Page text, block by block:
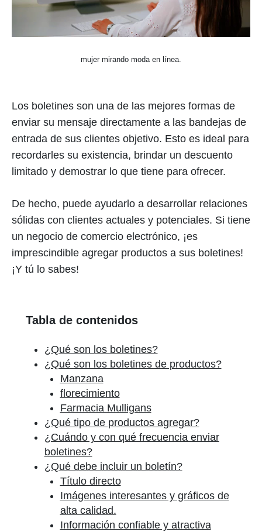
mujer mirando moda en línea.
Los boletines son una de las mejores formas de
enviar su mensaje directamente a las bandejas de
entrada de sus clientes objetivo. Esto es ideal para
recordarles su existencia, brindar un descuento
limitado y demostrar lo que tiene para ofrecer.
De hecho, puede ayudarlo a desarrollar relaciones
sólidas con clientes actuales y potenciales. Si tiene
un negocio de comercio electrónico, ¡es
imprescindible agregar productos a sus boletines!
¡Y tú lo sabes!
Tabla de contenidos
¿Qué son los boletines?
¿Qué son los boletines de productos?
Manzana
florecimiento
Farmacia Mulligans
¿Qué tipo de productos agregar?
¿Cuándo y con qué frecuencia enviar
boletines?
¿Qué debe incluir un boletín?
Título directo
Imágenes interesantes y gráficos de
alta calidad.
Información confiable y atractiva